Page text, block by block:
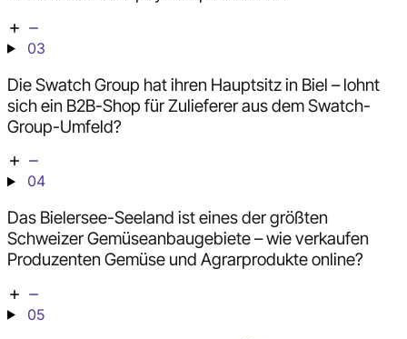
03
Die Swatch Group hat ihren Hauptsitz in Biel – lohnt
sich ein B2B-Shop für Zulieferer aus dem Swatch-
Group-Umfeld?
04
Das Bielersee-Seeland ist eines der größten
Schweizer Gemüseanbaugebiete – wie verkaufen
Produzenten Gemüse und Agrarprodukte online?
05